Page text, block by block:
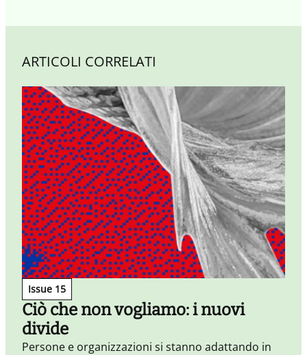
ARTICOLI CORRELATI
Issue 15
Ciò che non vogliamo: i nuovi
divide
Persone e organizzazioni si stanno adattando in